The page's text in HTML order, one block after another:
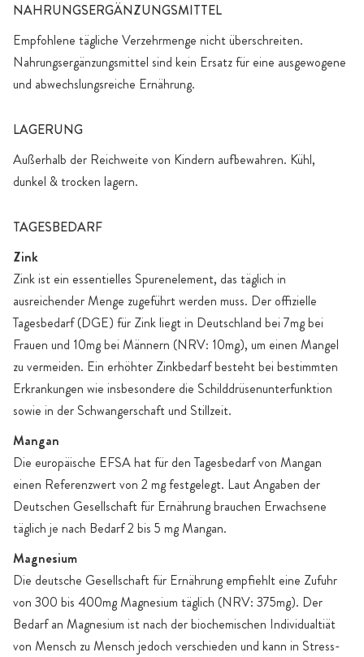
NAHRUNGSERGÄNZUNGSMITTEL
Empfohlene tägliche Verzehrmenge nicht überschreiten.
Nahrungsergänzungsmittel sind kein Ersatz für eine ausgewogene
und abwechslungsreiche Ernährung.
LAGERUNG
Außerhalb der Reichweite von Kindern aufbewahren. Kühl,
dunkel & trocken lagern.
TAGESBEDARF
Zink
Zink ist ein essentielles Spurenelement, das täglich in
ausreichender Menge zugeführt werden muss. Der offizielle
Tagesbedarf (DGE) für Zink liegt in Deutschland bei 7mg bei
Frauen und 10mg bei Männern (NRV: 10mg), um einen Mangel
zu vermeiden. Ein erhöhter Zinkbedarf besteht bei bestimmten
Erkrankungen wie insbesondere die Schilddrüsenunterfunktion
sowie in der Schwangerschaft und Stillzeit.
Mangan
Die europäische EFSA hat für den Tagesbedarf von Mangan
einen Referenzwert von 2 mg festgelegt. Laut Angaben der
Deutschen Gesellschaft für Ernährung brauchen Erwachsene
täglich je nach Bedarf 2 bis 5 mg Mangan.
Magnesium
Die deutsche Gesellschaft für Ernährung empfiehlt eine Zufuhr
von 300 bis 400mg Magnesium täglich (NRV: 375mg). Der
Bedarf an Magnesium ist nach der biochemischen Individualtiät
von Mensch zu Mensch jedoch verschieden und kann in Stress-